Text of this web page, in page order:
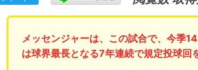
メッセンジャーは、この試合で、今季
は球界最長となる7年連続で規定投球回